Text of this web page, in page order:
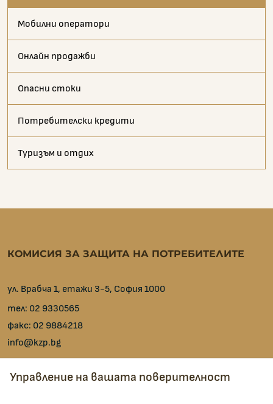
Мобилни оператори
Онлайн продажби
Опасни стоки
Потребителски кредити
Туризъм и отдих
КОМИСИЯ ЗА ЗАЩИТА НА ПОТРЕБИТЕЛИТЕ
ул. Врабча 1, етажи 3-5, София 1000
тел: 02 9330565
факс: 02 9884218
info@kzp.bg
Всички контакти
Управление на вашата поверителност